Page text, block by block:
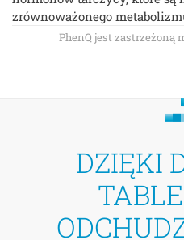
zrównoważonego
PhenQ jest zastrzeżoną
DZIĘKI